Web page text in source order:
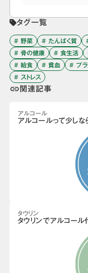
タグ一覧
# 野菜 # たんぱく質
# 骨の健康
# 食生活
# 給食
# 貧血 # プ
# ストレス
link関連記事
アルコール
アルコールって少し
タウリン
タウリンでアルコール